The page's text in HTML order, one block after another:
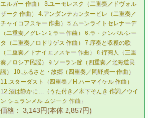
エルガー 作曲） 3.ユーモレスク（二重奏／ドヴォル
ザーク 作曲） 4.アンダンテカンタービレ（二重奏／
チャイコフスキー 作曲） 5.ムーンライトセレナーデ
（二重奏／グレンミラー 作曲） 6.ラ・クンパルシー
タ（二重奏／ロドリゲス 作曲） 7.序奏と収穫の歌
（二重奏／ドナイエフスキー 作曲） 8.行商人（三重
奏／ロシア民謡） 9.ソーラン節（四重奏／北海道民
謡） 10.ふるさと・故郷（四重奏／岡野貞一 作曲）
11.スターダスト（四重奏／H.ハーマイケル 作曲）
12.酒は静かに…（うた付き／木下そんき 作詞／ウイ
ン シュランメル ムジーク 作曲）
価格： 3,143円(本体 2,857円)